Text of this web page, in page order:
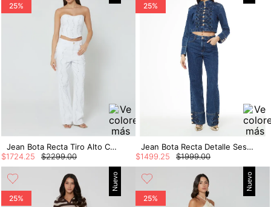
25%
Jean Bota Recta Tiro Alto Con Cristales
$2299.00
$1724 25
25%
Jean Bota Recta Detalle Sesgo En Botas
$1999.00
$1499 25
Nuevo
25%
Nuevo
25%